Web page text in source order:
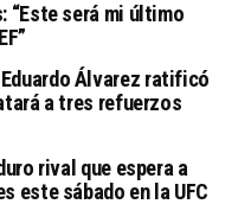
“Este será mi último
Eduardo Álvarez ratificó
a tres refuerzos
rival que espera a
este sábado en la UFC